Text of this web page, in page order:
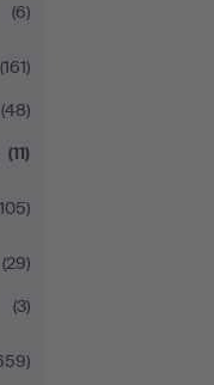
(6)
(161)
(48)
(11)
(29)
(3)